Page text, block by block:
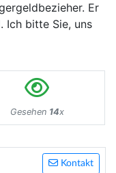
Er
Ich bitte Sie, uns
Gesehen 14x
Kontakt